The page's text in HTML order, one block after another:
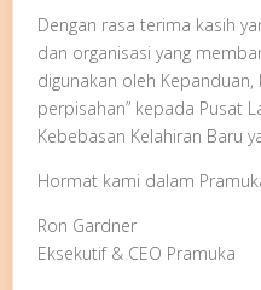
Dengan rasa terima kasih
dan organisasi yang
digunakan oleh
perpisahan” kepada Pusat
Kebebasan Kelahiran Baru
Hormat kami dalam
Ron Gardner
Eksekutif & CEO Pramuka